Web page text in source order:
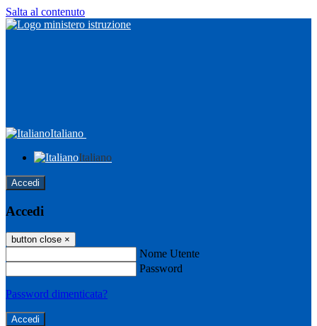
Salta al contenuto
Italiano
Italiano
Accedi
Accedi
button close ×
Nome Utente
Password
Password dimenticata?